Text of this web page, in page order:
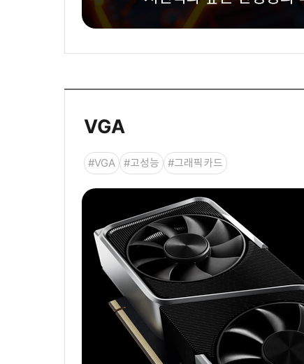
VGA
#VGA #고성능 #그래픽카드